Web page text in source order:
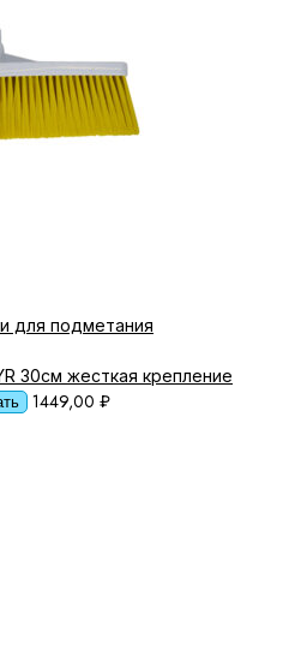
для подметания
30см жесткая крепление
1449,00 ₽